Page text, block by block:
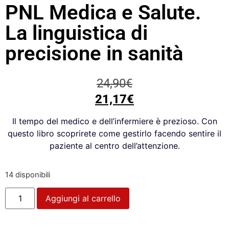
PNL Medica e Salute.
La linguistica di
precisione in sanità
24,90€
21,17€
Il tempo del medico e dell’infermiere è prezioso. Con
questo libro scoprirete come gestirlo facendo sentire il
paziente al centro dell’attenzione.
14 disponibili
Aggiungi al carrello